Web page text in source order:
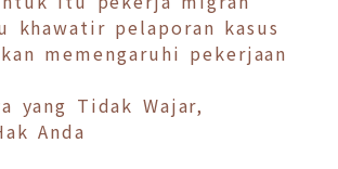
khawatir pelaporan kasus
memengaruhi pekerjaan
yang Tidak Wajar,
Anda